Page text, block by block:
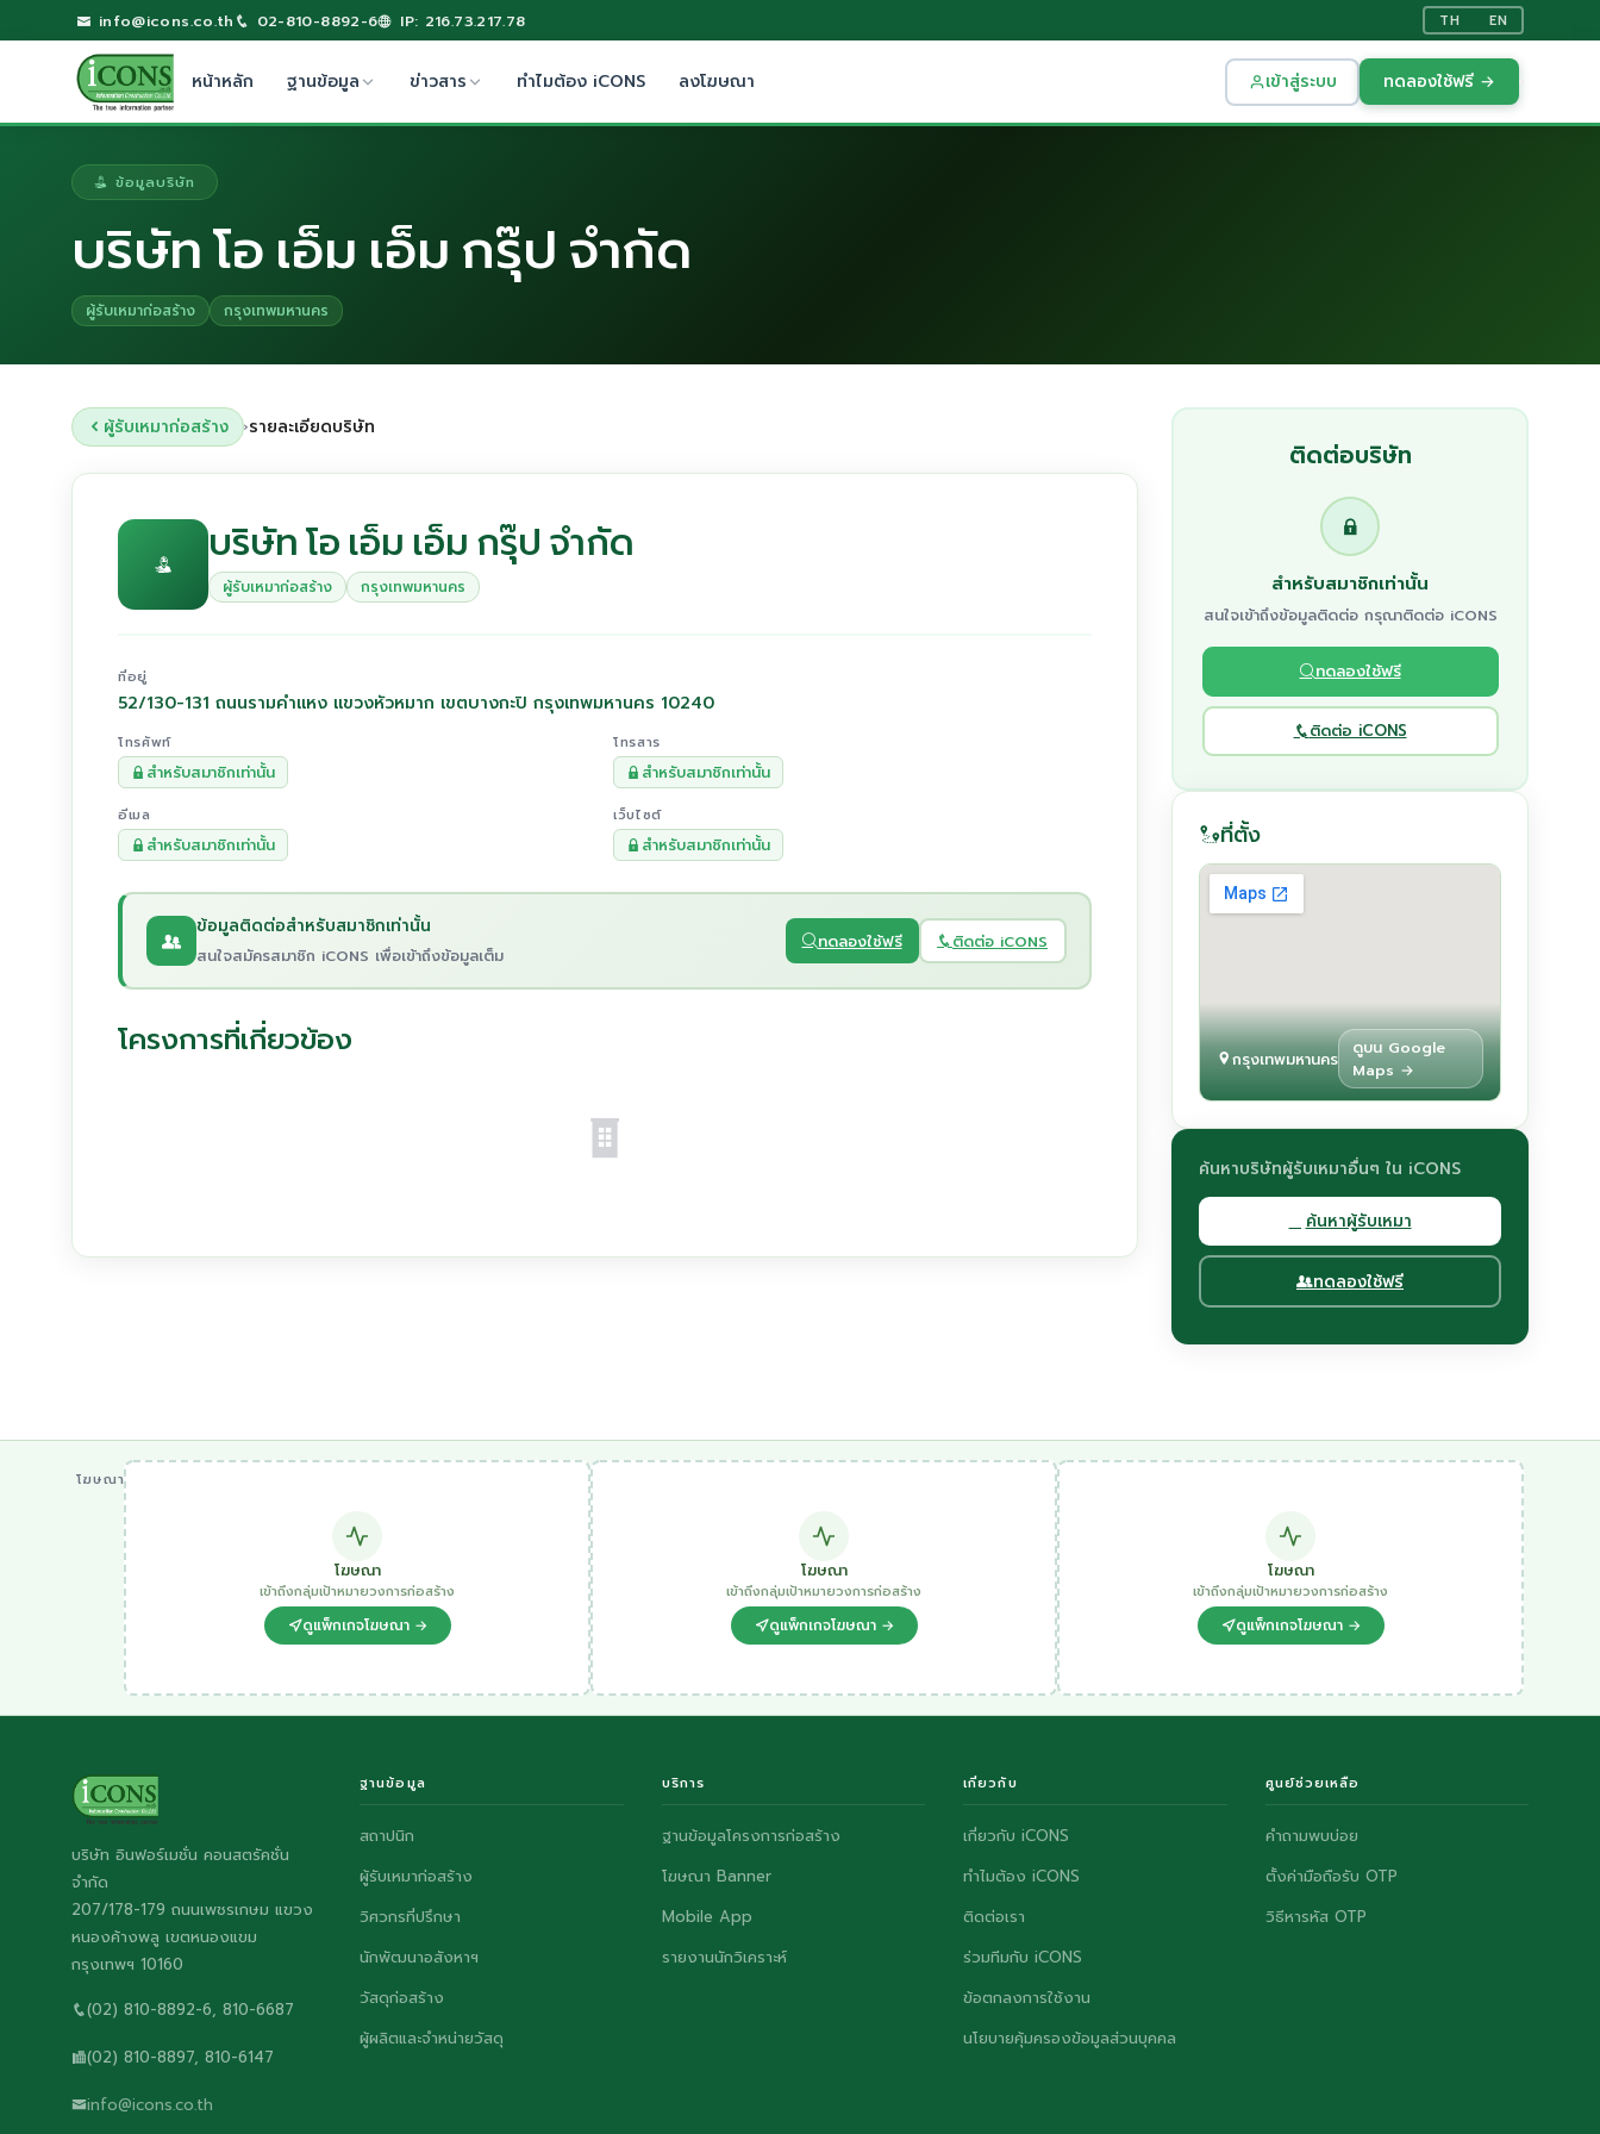
info@icons.co.th 02-810-8892-6 IP: 216.73.217.78 TH EN
หน้าหลัก ฐานข้อมูล ข่าวสาร ทำไมต้อง iCONS ลงโฆษณา เข้าสู่ระบบ ทดลองใช้ฟรี →
ข้อมูลบริษัท
บริษัท โอ เอ็ม เอ็ม กรุ๊ป จำกัด
ผู้รับเหมาก่อสร้าง กรุงเทพมหานคร
ผู้รับเหมาก่อสร้าง ›รายละเอียดบริษัท
บริษัท โอ เอ็ม เอ็ม กรุ๊ป จำกัด
ผู้รับเหมาก่อสร้าง กรุงเทพมหานคร
ที่อยู่
52/130-131 ถนนรามคำแหง แขวงหัวหมาก เขตบางกะปิ กรุงเทพมหานคร 10240
โทรศัพท์
สำหรับสมาชิกเท่านั้น
โทรสาร
สำหรับสมาชิกเท่านั้น
อีเมล
สำหรับสมาชิกเท่านั้น
เว็บไซต์
สำหรับสมาชิกเท่านั้น
ข้อมูลติดต่อสำหรับสมาชิกเท่านั้น
สนใจสมัครสมาชิก iCONS เพื่อเข้าถึงข้อมูลเต็ม
ทดลองใช้ฟรี ติดต่อ iCONS
โครงการที่เกี่ยวข้อง
ติดต่อบริษัท
สำหรับสมาชิกเท่านั้น
สนใจเข้าถึงข้อมูลติดต่อ กรุณาติดต่อ iCONS
ทดลองใช้ฟรี
ติดต่อ iCONS
ที่ตั้ง
กรุงเทพมหานคร
ดูบน Google
Maps →
ค้นหาบริษัทผู้รับเหมาอื่นๆ ใน iCONS
ค้นหาผู้รับเหมา
ทดลองใช้ฟรี
โฆษณา
โฆษณา
เข้าถึงกลุ่มเป้าหมายวงการก่อสร้าง
ดูแพ็กเกจโฆษณา →
โฆษณา
เข้าถึงกลุ่มเป้าหมายวงการก่อสร้าง
ดูแพ็กเกจโฆษณา →
โฆษณา
เข้าถึงกลุ่มเป้าหมายวงการก่อสร้าง
ดูแพ็กเกจโฆษณา →
บริษัท อินฟอร์เมชั่น คอนสตรัคชั่น
จำกัด
207/178-179 ถนนเพชรเกษม แขวง
หนองค้างพลู เขตหนองแขม
กรุงเทพฯ 10160
(02) 810-8892-6, 810-6687
(02) 810-8897, 810-6147
info@icons.co.th
ฐานข้อมูล
สถาปนิก
ผู้รับเหมาก่อสร้าง
วิศวกรที่ปรึกษา
นักพัฒนาอสังหาฯ
วัสดุก่อสร้าง
ผู้ผลิตและจำหน่ายวัสดุ
บริการ
ฐานข้อมูลโครงการก่อสร้าง
โฆษณา Banner
Mobile App
รายงานนักวิเคราะห์
เกี่ยวกับ
เกี่ยวกับ iCONS
ทำไมต้อง iCONS
ติดต่อเรา
ร่วมทีมกับ iCONS
ข้อตกลงการใช้งาน
นโยบายคุ้มครองข้อมูลส่วนบุคคล
ศูนย์ช่วยเหลือ
คำถามพบบ่อย
ตั้งค่ามือถือรับ OTP
วิธีหารหัส OTP